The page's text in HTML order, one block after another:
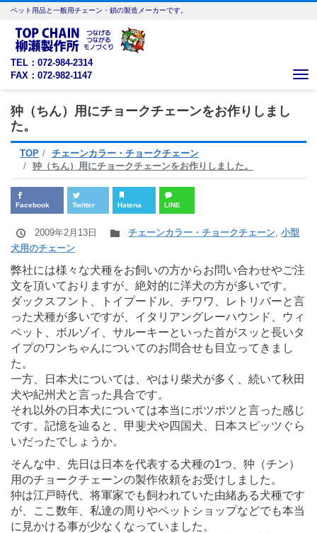
ペット用品と一般用チェーン・鎖の製造メーカーです。
TEL：072-984-2314
FAX：072-982-1147
狆（ちん）用にチョークチェーンをお作りしまし
た。
TOP
チェーンカラー・チョークチェーン
狆（ちん）用にチョークチェーンをお作りしました。
Facebook Twitter Hatena LINE
2009年2月13日 チェーンカラー・チョークチェーン, 小型
犬用のチェーン
弊社には様々な犬種をお飼いの方からお問い合わせやご注
文を頂いておりますが、絶対的に洋犬の方が多いです。
ダックスフント、トイプードル、チワワ、レトリバーと言
った犬種が多いですが、イタリアングレーハウンド、ウィ
ペット、ボルゾイ、サルーキーといった首がスッと長いタ
イプのワンちゃんについてのお問合せも目立ってきまし
た。
一方、日本犬については、やはり柴犬が多く、続いて秋田
犬や紀州犬と言った具合です。
それ以外の日本犬については本当にポツポツと言った感じ
です。記憶を辿ると、甲斐犬や四国犬、日本スピッツぐら
いだったでしょうか。
そんな中、先日は日本を代表する犬種の1つ、狆（チン）
用のチョークチェーンの製作依頼をお受けしました。
狆は江戸時代、将軍家でも飼われていた由緒ある犬種です
が、ここ数年、私達の周りやペットショップなどでも本当
に見かける事が少なくなっていました。